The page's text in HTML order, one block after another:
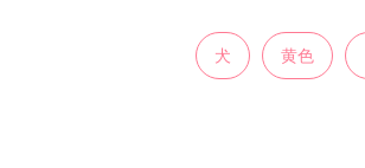
犬 黄色